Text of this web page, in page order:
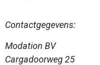
Contactgegevens:
Modation BV
Cargadoorweg 25